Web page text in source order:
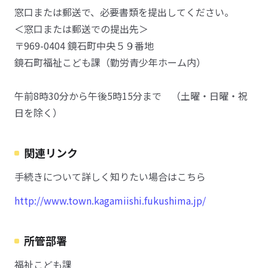
窓口または郵送で、必要書類を提出してください。
＜窓口または郵送での提出先＞
〒969-0404 鏡石町中央５９番地
鏡石町福祉こども課（勤労青少年ホーム内）
午前8時30分から午後5時15分まで （土曜・日曜・祝
日を除く）
関連リンク
手続きについて詳しく知りたい場合はこちら
http://www.town.kagamiishi.fukushima.jp/
所管部署
福祉こども課